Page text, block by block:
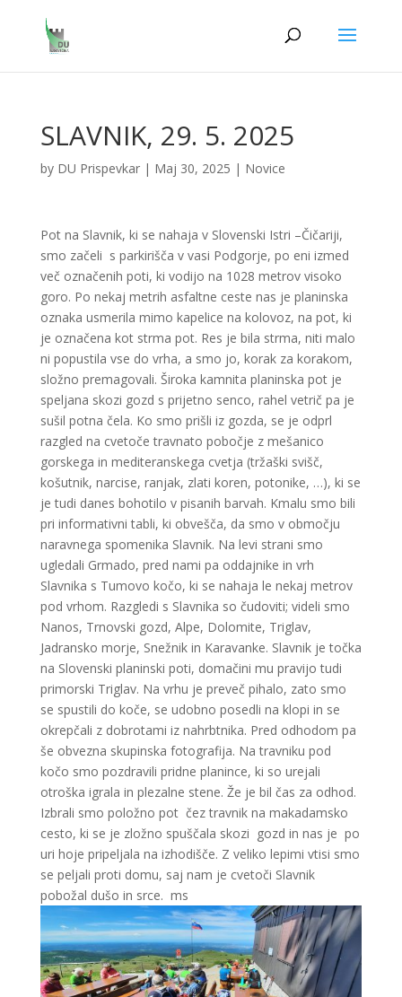
SLAVNIK, 29. 5. 2025
by DU Prispevkar| Maj 30, 2025 | Novice
Pot na Slavnik, ki se nahaja v Slovenski Istri –Čičariji,
smo začeli s parkirišča v vasi Podgorje, po eni izmed
več označenih poti, ki vodijo na 1028 metrov visoko
goro. Po nekaj metrih asfaltne ceste nas je planinska
oznaka usmerila mimo kapelice na kolovoz, na pot, ki
je označena kot strma pot. Res je bila strma, niti malo
ni popustila vse do vrha, a smo jo, korak za korakom,
složno premagovali. Široka kamnita planinska pot je
speljana skozi gozd s prijetno senco, rahel vetrič pa je
sušil potna čela. Ko smo prišli iz gozda, se je odprl
razgled na cvetoče travnato pobočje z mešanico
gorskega in mediteranskega cvetja (tržaški svišč,
košutnik, narcise, ranjak, zlati koren, potonike, …), ki se
je tudi danes bohotilo v pisanih barvah. Kmalu smo bili
pri informativni tabli, ki obvešča, da smo v območju
naravnega spomenika Slavnik. Na levi strani smo
ugledali Grmado, pred nami pa oddajnike in vrh
Slavnika s Tumovo kočo, ki se nahaja le nekaj metrov
pod vrhom. Razgledi s Slavnika so čudoviti; videli smo
Nanos, Trnovski gozd, Alpe, Dolomite, Triglav,
Jadransko morje, Snežnik in Karavanke. Slavnik je točka
na Slovenski planinski poti, domačini mu pravijo tudi
primorski Triglav. Na vrhu je preveč pihalo, zato smo
se spustili do koče, se udobno posedli na klopi in se
okrepčali z dobrotami iz nahrbtnika. Pred odhodom pa
še obvezna skupinska fotografija. Na travniku pod
kočo smo pozdravili pridne planince, ki so urejali
otroška igrala in plezalne stene. Že je bil čas za odhod.
Izbrali smo položno pot čez travnik na makadamsko
cesto, ki se je zložno spuščala skozi gozd in nas je po
uri hoje pripeljala na izhodišče. Z veliko lepimi vtisi smo
se peljali proti domu, saj nam je cvetoči Slavnik
pobožal dušo in srce. ms